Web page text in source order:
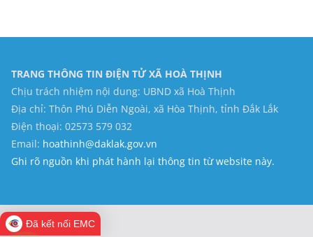
TRANG THÔNG TIN ĐIỆN TỬ XÃ HOÀ THỊNH
Chịu trách nhiệm nội dung: UBND xã Hoà Thịnh
Địa chỉ: Thôn Phú Diễn Ngoài, xã Hòa Thịnh, tỉnh Đắk Lắk
Điện thoại: 02573 579 032
Email: hoathinh@daklak.gov.vn
Ghi rõ nguồn khi phát hành lại thông tin từ website này.
Đã kết nối EMC